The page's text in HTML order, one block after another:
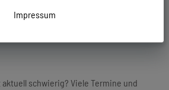
schwierig? Viele Termine und
Impressum